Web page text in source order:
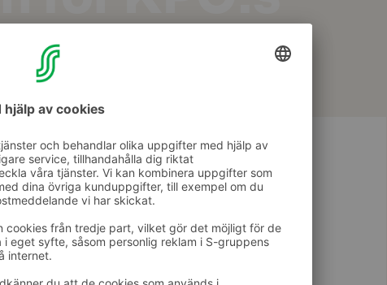
Handelslaget
på övernattningar på Sokos Hotels i